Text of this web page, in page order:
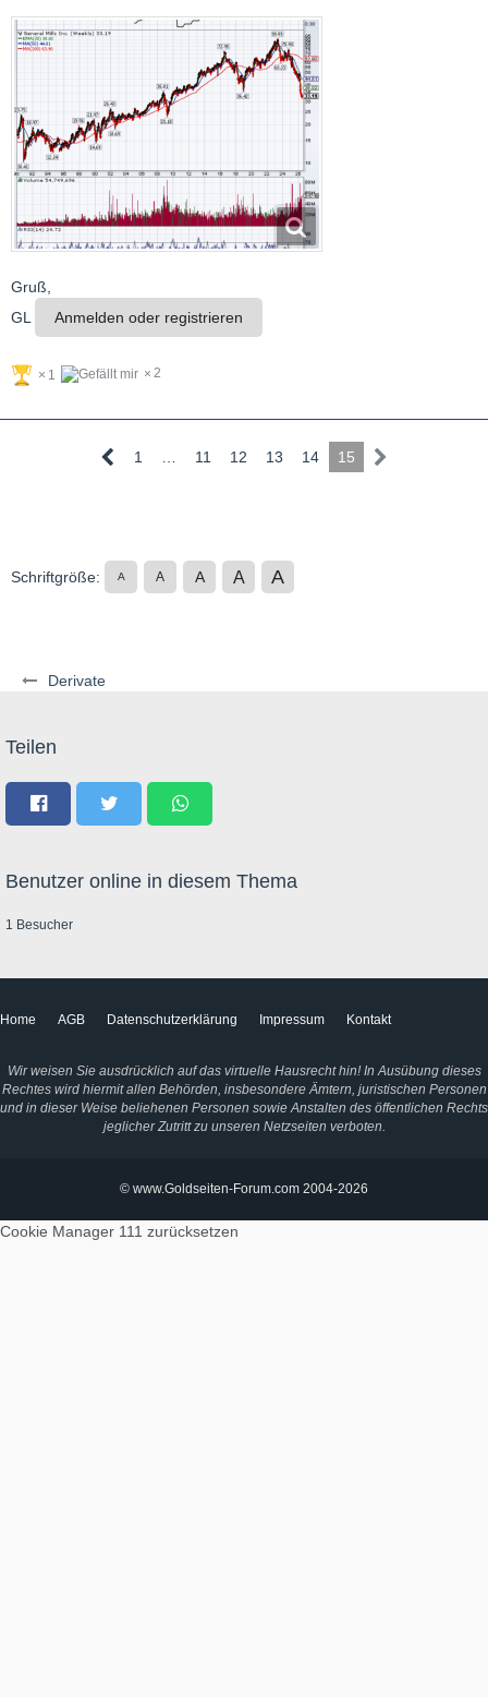
Derivate
Gruß,
GL
Anmelden oder registrieren
1 2
1 … 11 12 13 14 15
Schriftgröße: A A A A A
Teilen
Benutzer online in diesem Thema
1 Besucher
Home AGB Datenschutzerklärung Impressum Kontakt
Wir weisen Sie ausdrücklich auf das virtuelle Hausrecht hin! In Ausübung dieses
Rechtes wird hiermit allen Behörden, insbesondere Ämtern, juristischen Personen
und in dieser Weise beliehenen Personen sowie Anstalten des öffentlichen Rechts
jeglicher Zutritt zu unseren Netzseiten verboten.
© www.Goldseiten-Forum.com 2004-2026
Cookie Manager 111 zurücksetzen